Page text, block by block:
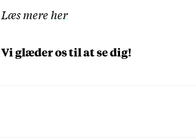
Læs mere her
Vi glæder os til at se dig!